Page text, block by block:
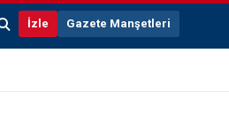
İzle Gazete Manşetleri